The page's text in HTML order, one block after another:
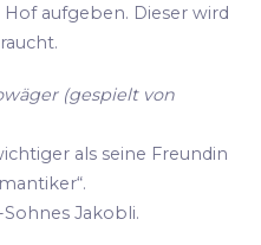
aufgeben. Dieser wird
(gespielt von
als seine Freundin
Jakobli.